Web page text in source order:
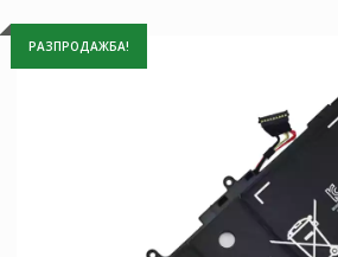
РАЗПРОДАЖБА!